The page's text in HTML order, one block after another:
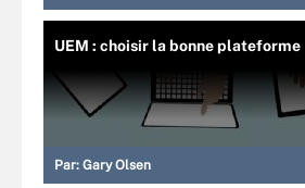
UEM : choisir la bonne plateforme
Par: Gary Olsen